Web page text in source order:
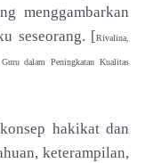
menggambarkan
seseorang. [Rivalina,
dalam Peningkatan Kualitas
hakikat dan
keterampilan,